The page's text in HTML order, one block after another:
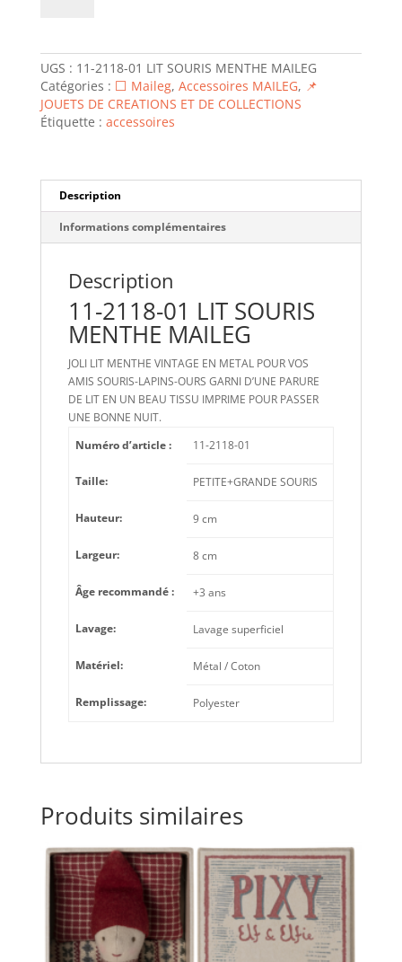
LIT
SOURIS
MENTHE
MAILEG
UGS : 11-2118-01 LIT SOURIS MENTHE MAILEG
Catégories : ⬜ Maileg, Accessoires MAILEG, 📌
JOUETS DE CREATIONS ET DE COLLECTIONS
Étiquette : accessoires
Description
Informations complémentaires
Description
11-2118-01 LIT SOURIS
MENTHE MAILEG
JOLI LIT MENTHE VINTAGE EN METAL POUR VOS
AMIS SOURIS-LAPINS-OURS GARNI D’UNE PARURE
DE LIT EN UN BEAU TISSU IMPRIME POUR PASSER
UNE BONNE NUIT.
Numéro d’article :
11-2118-01
Taille: PETITE+GRANDE SOURIS
Hauteur: 9 cm
Largeur: 8 cm
Âge recommandé : +3 ans
Lavage: Lavage superficiel
Matériel: Métal / Coton
Remplissage: Polyester
Produits similaires